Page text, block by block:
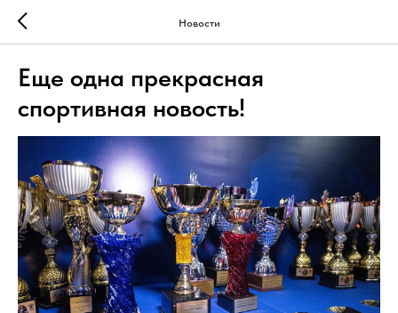
Новости
Еще одна прекрасная
спортивная новость!